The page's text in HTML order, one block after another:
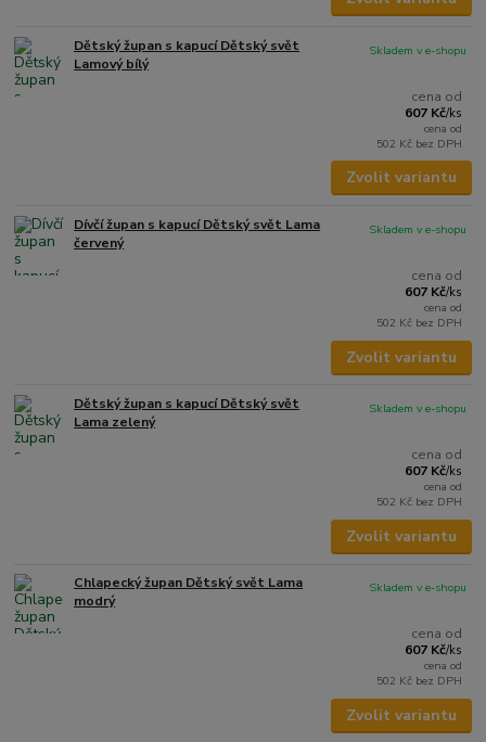
Dětský župan s kapucí Dětský svět
Lamový bílý
cena od
607 Kč/ks
cena od
502 Kč bez DPH
Skladem v e-shopu
Zvolit variantu
Dívčí župan s kapucí Dětský svět Lama
červený
cena od
607 Kč/ks
cena od
502 Kč bez DPH
Skladem v e-shopu
Zvolit variantu
Dětský župan s kapucí Dětský svět
Lama zelený
cena od
607 Kč/ks
cena od
502 Kč bez DPH
Skladem v e-shopu
Zvolit variantu
Chlapecký župan Dětský svět Lama
modrý
cena od
607 Kč/ks
cena od
502 Kč bez DPH
Skladem v e-shopu
Zvolit variantu